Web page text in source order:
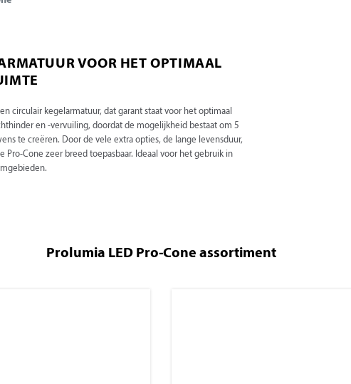
VOOR HET OPTIMAAL
circulair kegelarmatuur, dat garant staat voor het optimaal
en -vervuiling, doordat de mogelijkheid bestaat om 5
te creëren. Door de vele extra opties, de lange levensduur,
Cone zeer breed toepasbaar. Ideaal voor het gebruik in
Prolumia LED Pro-Cone assortiment